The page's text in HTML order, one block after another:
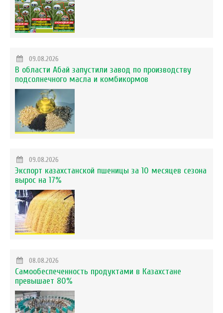
09.08.2026
В области Абай запустили завод по производству
подсолнечного масла и комбикормов
09.08.2026
Экспорт казахстанской пшеницы за 10 месяцев сезона
вырос на 17%
08.08.2026
Самообеспеченность продуктами в Казахстане
превышает 80%